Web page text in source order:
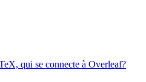
qui se connecte à Overleaf?